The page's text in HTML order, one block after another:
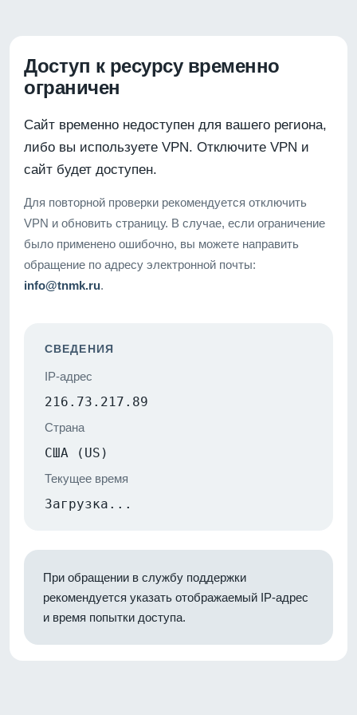
Доступ к ресурсу временно
ограничен
Сайт временно недоступен для вашего региона,
либо вы используете VPN. Отключите VPN и
сайт будет доступен.
Для повторной проверки рекомендуется отключить
VPN и обновить страницу. В случае, если ограничение
было применено ошибочно, вы можете направить
обращение по адресу электронной почты:
info@tnmk.ru.
СВЕДЕНИЯ
IP-адрес
216.73.217.89
Страна
США (US)
Текущее время
Загрузка...
При обращении в службу поддержки
рекомендуется указать отображаемый IP-адрес
и время попытки доступа.